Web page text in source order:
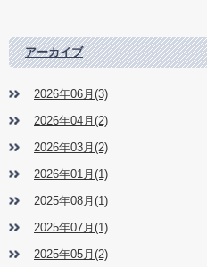
アーカイブ
2026年06月(3)
2026年04月(2)
2026年03月(2)
2026年01月(1)
2025年08月(1)
2025年07月(1)
2025年05月(2)